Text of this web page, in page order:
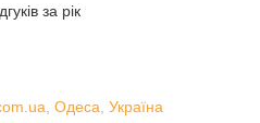
за рік
Одеса, Україна